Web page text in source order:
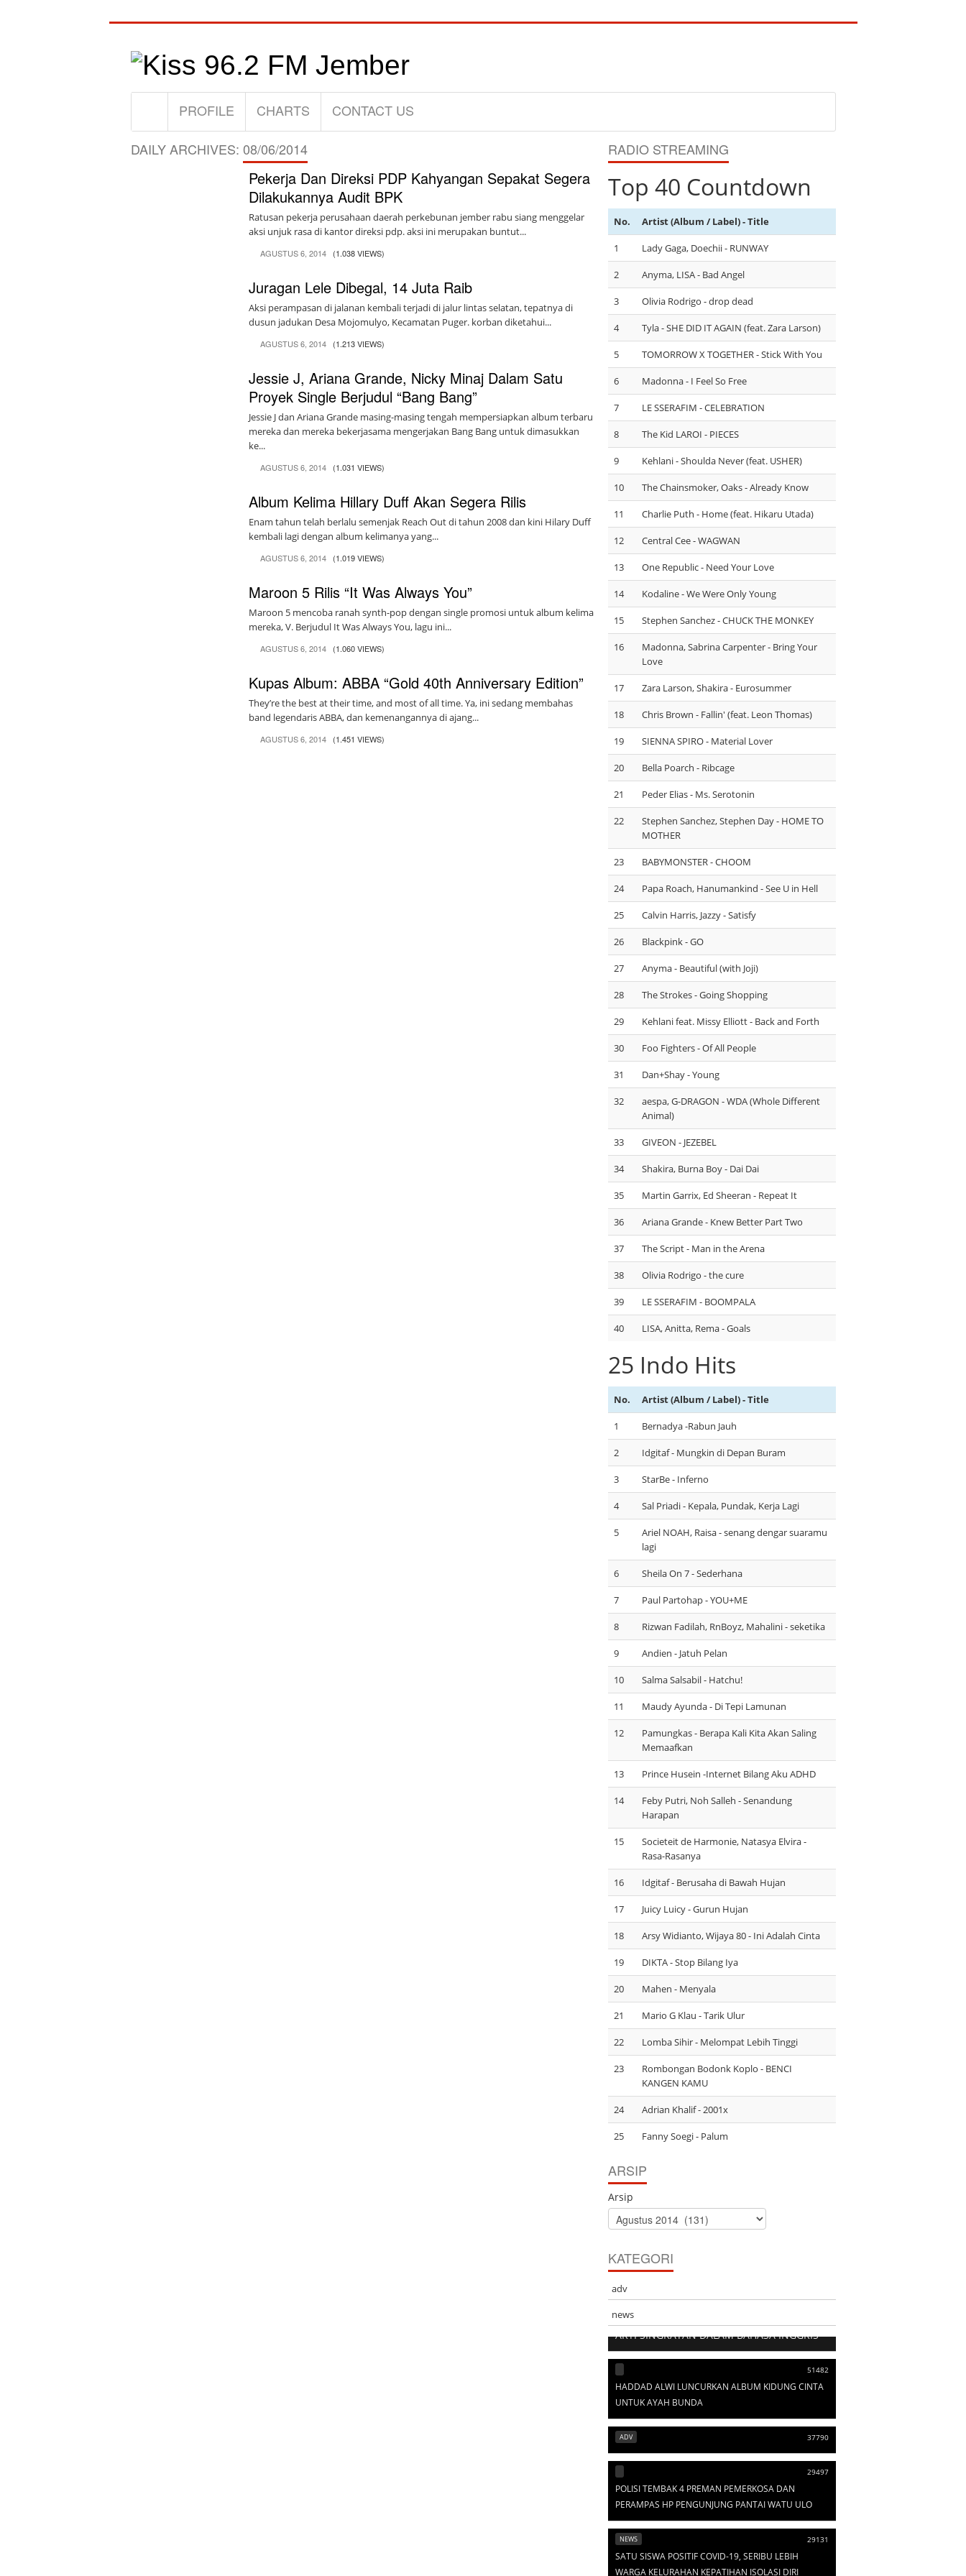
PROFILE CHARTS CONTACT US
DAILY ARCHIVES: 08/06/2014
Pekerja Dan Direksi PDP Kahyangan Sepakat Segera
Dilakukannya Audit BPK
Ratusan pekerja perusahaan daerah perkebunan jember rabu siang menggelar
aksi unjuk rasa di kantor direksi pdp. aksi ini merupakan buntut...
AGUSTUS 6, 2014 (1.038 VIEWS)
Juragan Lele Dibegal, 14 Juta Raib
Aksi perampasan di jalanan kembali terjadi di jalur lintas selatan, tepatnya di
dusun jadukan Desa Mojomulyo, Kecamatan Puger. korban diketahui...
AGUSTUS 6, 2014 (1.213 VIEWS)
Jessie J, Ariana Grande, Nicky Minaj Dalam Satu
Proyek Single Berjudul “Bang Bang”
Jessie J dan Ariana Grande masing-masing tengah mempersiapkan album terbaru
mereka dan mereka bekerjasama mengerjakan Bang Bang untuk dimasukkan
ke...
AGUSTUS 6, 2014 (1.031 VIEWS)
Album Kelima Hillary Duff Akan Segera Rilis
Enam tahun telah berlalu semenjak Reach Out di tahun 2008 dan kini Hilary Duff
kembali lagi dengan album kelimanya yang...
AGUSTUS 6, 2014 (1.019 VIEWS)
Maroon 5 Rilis “It Was Always You”
Maroon 5 mencoba ranah synth-pop dengan single promosi untuk album kelima
mereka, V. Berjudul It Was Always You, lagu ini...
AGUSTUS 6, 2014 (1.060 VIEWS)
Kupas Album: ABBA “Gold 40th Anniversary Edition”
They’re the best at their time, and most of all time. Ya, ini sedang membahas
band legendaris ABBA, dan kemenangannya di ajang...
AGUSTUS 6, 2014 (1.451 VIEWS)
RADIO STREAMING
Top 40 Countdown
No. Artist (Album / Label) - Title
1 Lady Gaga, Doechii - RUNWAY
2 Anyma, LISA - Bad Angel
3 Olivia Rodrigo - drop dead
4 Tyla - SHE DID IT AGAIN (feat. Zara Larson)
5 TOMORROW X TOGETHER - Stick With You
6 Madonna - I Feel So Free
7 LE SSERAFIM - CELEBRATION
8 The Kid LAROI - PIECES
9 Kehlani - Shoulda Never (feat. USHER)
10 The Chainsmoker, Oaks - Already Know
11 Charlie Puth - Home (feat. Hikaru Utada)
12 Central Cee - WAGWAN
13 One Republic - Need Your Love
14 Kodaline - We Were Only Young
15 Stephen Sanchez - CHUCK THE MONKEY
16
Madonna, Sabrina Carpenter - Bring Your
Love
17 Zara Larson, Shakira - Eurosummer
18 Chris Brown - Fallin' (feat. Leon Thomas)
19 SIENNA SPIRO - Material Lover
20 Bella Poarch - Ribcage
21 Peder Elias - Ms. Serotonin
22
Stephen Sanchez, Stephen Day - HOME TO
MOTHER
23 BABYMONSTER - CHOOM
24 Papa Roach, Hanumankind - See U in Hell
25 ⁠Calvin Harris, Jazzy - Satisfy
26 Blackpink - GO
27 Anyma - Beautiful (with Joji)
28 The Strokes - Going Shopping
29 Kehlani feat. Missy Elliott - Back and Forth
30 Foo Fighters - Of All People
31 Dan+Shay - Young
32
aespa, G-DRAGON - WDA (Whole Different
Animal)
33 GIVEON - JEZEBEL
34 Shakira, Burna Boy - Dai Dai
35 Martin Garrix, Ed Sheeran - Repeat It
36 Ariana Grande - Knew Better Part Two
37 The Script - Man in the Arena
38 Olivia Rodrigo - the cure
39 LE SSERAFIM - BOOMPALA
40 LISA, Anitta, Rema - Goals
25 Indo Hits
No. Artist (Album / Label) - Title
1 Bernadya -Rabun Jauh
2 Idgitaf - Mungkin di Depan Buram
3 StarBe - Inferno
4 Sal Priadi - Kepala, Pundak, Kerja Lagi
5
Ariel NOAH, Raisa - senang dengar suaramu
lagi
6 Sheila On 7 - Sederhana
7 Paul Partohap - YOU+ME
8 Rizwan Fadilah, RnBoyz, Mahalini - seketika
9 Andien - Jatuh Pelan
10 Salma Salsabil - Hatchu!
11 Maudy Ayunda - Di Tepi Lamunan
12
Pamungkas - Berapa Kali Kita Akan Saling
Memaafkan
13 Prince Husein -Internet Bilang Aku ADHD
14
Feby Putri, Noh Salleh - Senandung
Harapan
15
Societeit de Harmonie, Natasya Elvira -
Rasa-Rasanya
16 Idgitaf - Berusaha di Bawah Hujan
17 Juicy Luicy - Gurun Hujan
18 Arsy Widianto, Wijaya 80 - Ini Adalah Cinta
19 DIKTA - Stop Bilang Iya
20 Mahen - Menyala
21 Mario G Klau - Tarik Ulur
22 Lomba Sihir - Melompat Lebih Tinggi
23
Rombongan Bodonk Koplo - BENCI
KANGEN KAMU
24 Adrian Khalif - 2001x
25 Fanny Soegi - Palum
ARSIP
Arsip
KATEGORI
adv
news
ARTI SINGKATAN DALAM BAHASA INGGRIS
51482
HADDAD ALWI LUNCURKAN ALBUM KIDUNG CINTA
UNTUK AYAH BUNDA
ADV 37790
29497
POLISI TEMBAK 4 PREMAN PEMERKOSA DAN
PERAMPAS HP PENGUNJUNG PANTAI WATU ULO
NEWS 29131
SATU SISWA POSITIF COVID-19, SERIBU LEBIH
WARGA KELURAHAN KEPATIHAN ISOLASI DIRI